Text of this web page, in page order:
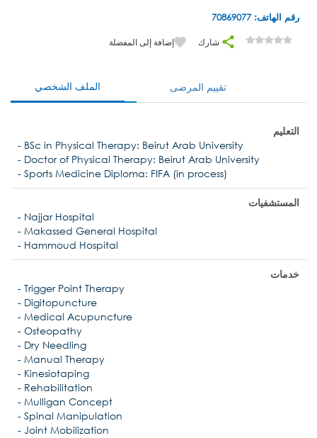
رقم الهاتف: 70869077
شارك إضافة إلى المفضلة
الملف الشخصي تقييم المرضى
التعليم
- BSc in Physical Therapy: Beirut Arab University
- Doctor of Physical Therapy: Beirut Arab University
- Sports Medicine Diploma: FIFA (in process)
المستشفيات
- Najjar Hospital
- Makassed General Hospital
- Hammoud Hospital
خدمات
- Trigger Point Therapy
- Digitopuncture
- Medical Acupuncture
- Osteopathy
- Dry Needling
- Manual Therapy
- Kinesiotaping
- Rehabilitation
- Mulligan Concept
- Spinal Manipulation
- Joint Mobilization